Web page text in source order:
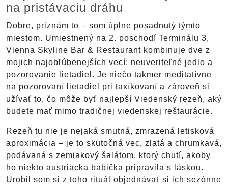
na pristávaciu dráhu
Dobre, priznám to – som úplne posadnutý týmto
miestom. Umiestnený na 2. poschodí Terminálu 3,
Vienna Skyline Bar & Restaurant kombinuje dve z
mojich najobľúbenejších vecí: neuveriteľné jedlo a
pozorovanie lietadiel. Je niečo takmer meditatívne
na pozorovaní lietadiel pri taxíkovaní a zároveň si
užívať to, čo môže byť najlepší Viedenský rezeň, aký
budete mať mimo tradičnej viedenskej reštaurácie.
Rezeň tu nie je nejaká smutná, zmrazená letisková
aproximácia – je to skutočná vec, zlatá a chrumkavá,
podávaná s zemiakový šalátom, ktorý chutí, akoby
ho niekto austriacka babička pripravila s láskou.
Urobil som si z toho rituál objednávať si ich sezónne